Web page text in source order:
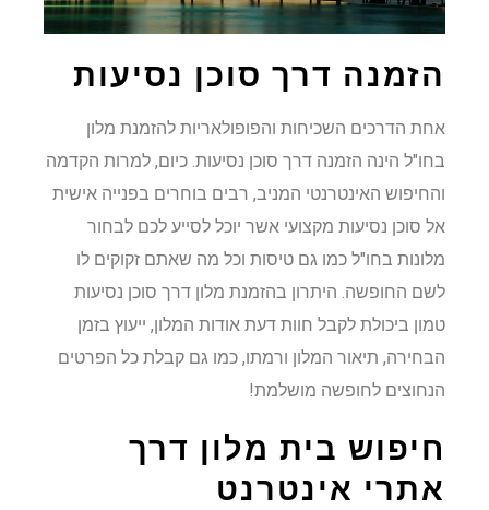
הזמנה דרך סוכן נסיעות
אחת הדרכים השכיחות והפופולאריות להזמנת מלון
בחו"ל הינה הזמנה דרך סוכן נסיעות. כיום, למרות הקדמה
והחיפוש האינטרנטי המניב, רבים בוחרים בפנייה אישית
אל סוכן נסיעות מקצועי אשר יוכל לסייע לכם לבחור
מלונות בחו"ל כמו גם טיסות וכל מה שאתם זקוקים לו
לשם החופשה. היתרון בהזמנת מלון דרך סוכן נסיעות
טמון ביכולת לקבל חוות דעת אודות המלון, ייעוץ בזמן
הבחירה, תיאור המלון ורמתו, כמו גם קבלת כל הפרטים
הנחוצים לחופשה מושלמת!
חיפוש בית מלון דרך
אתרי אינטרנט